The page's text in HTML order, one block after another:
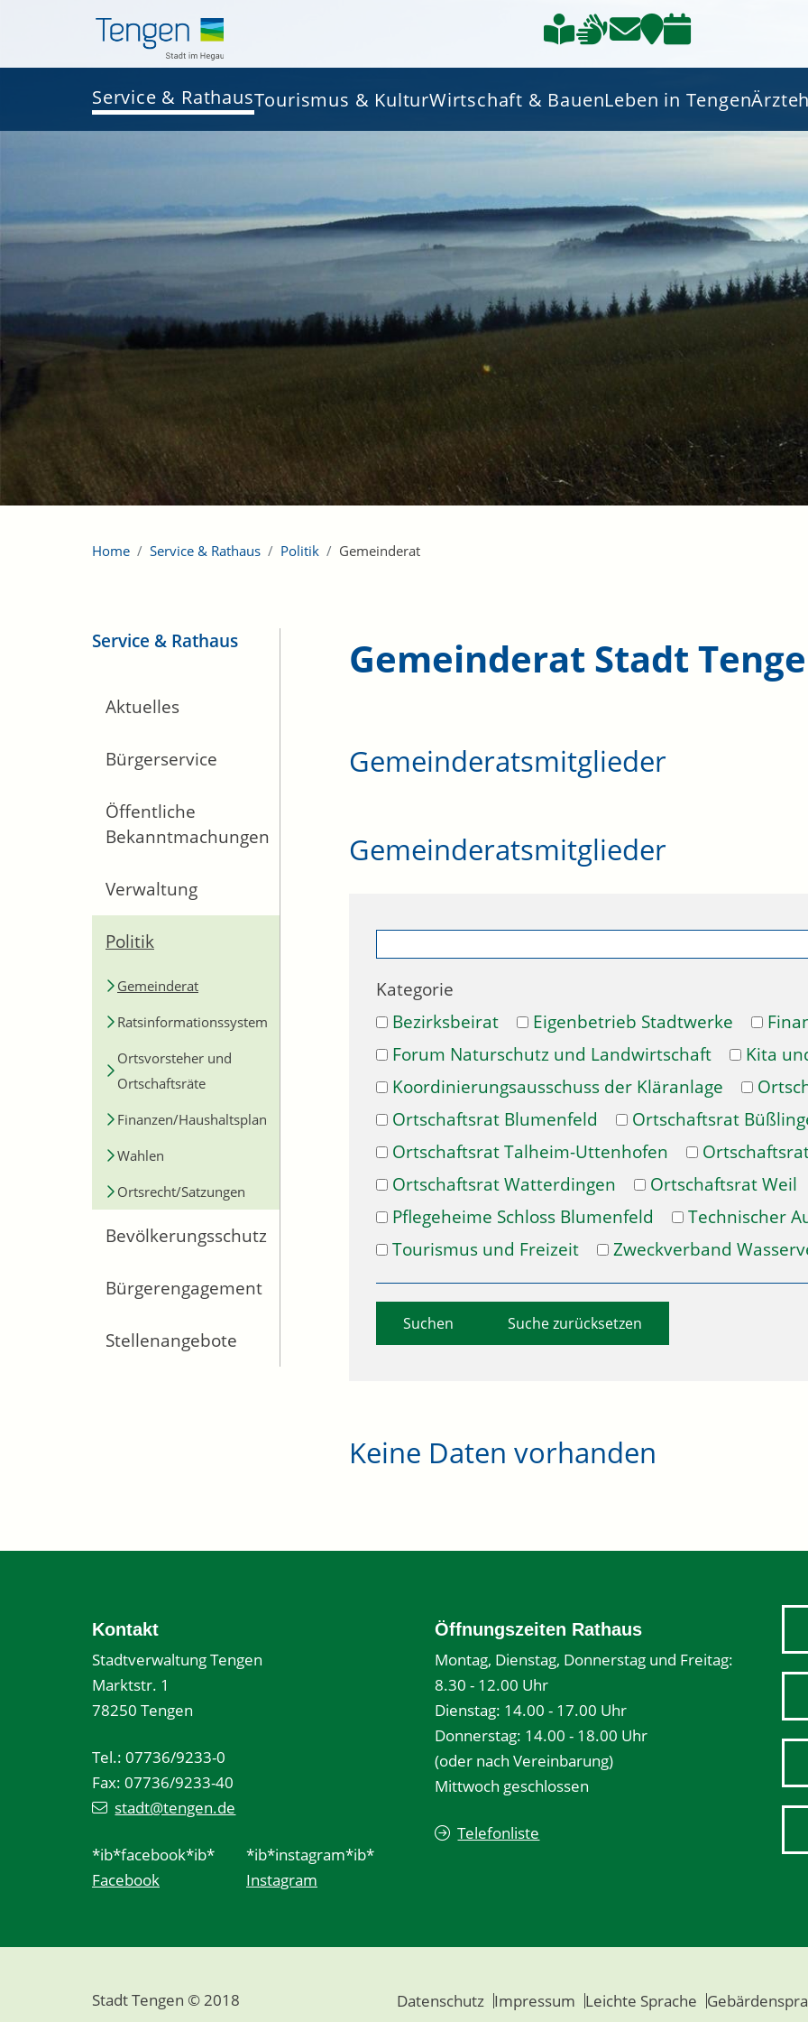
Service & RathausTourismus & KulturWirtschaft & BauenLeben in Tengen
Home Service & Rathaus Politik Gemeinderat
Service & Rathaus
Aktuelles
Bürgerservice
Öffentliche
Bekanntmachungen
Verwaltung
Politik
Gemeinderat
Ratsinformationssystem
Ortsvorsteher und
Ortschaftsräte
Finanzen/Haushaltsplan
Wahlen
Ortsrecht/Satzungen
Bevölkerungsschutz
Bürgerengagement
Stellenangebote
Gemeinderat Stadt
Gemeinderatsmitglieder
Gemeinderatsmitglieder
Kategorie
Bezirksbeirat
Eigenbetrieb Stadtwerke
Forum Naturschutz und Landwirtschaft
Kita
Koordinierungsausschuss der Kläranlage
Ortschaftsrat Blumenfeld
Ortschaftsrat
Ortschaftsrat Talheim-Uttenhofen
Ortschaftsrat Watterdingen
Ortschaftsrat Weil
Pflegeheime Schloss Blumenfeld
Technischer
Tourismus und Freizeit
Zweckverband
Suche zurücksetzen
Keine Daten vorhanden
Kontakt
Stadtverwaltung Tengen
Marktstr. 1
78250 Tengen
Tel.: 07736/9233-0
Fax: 07736/9233-40
stadt@tengen.de
*ib*facebook*ib*
Facebook
*ib*instagram*ib*
Instagram
Öffnungszeiten Rathaus
Montag, Dienstag, Donnerstag und Freitag:
8.30 - 12.00 Uhr
Dienstag: 14.00 - 17.00 Uhr
Donnerstag: 14.00 - 18.00 Uhr
(oder nach Vereinbarung)
Mittwoch geschlossen
Telefonliste
Stadt Tengen © 2018 Datenschutz Impressum Leichte Sprache